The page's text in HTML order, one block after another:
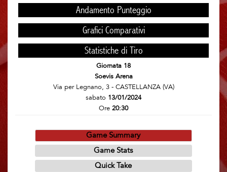
Andamento Punteggio
Grafici Comparativi
Statistiche di Tiro
Giornata 18
Soevis Arena
Via per Legnano, 3 - CASTELLANZA (VA)
sabato 13/01/2024
Ore 20:30